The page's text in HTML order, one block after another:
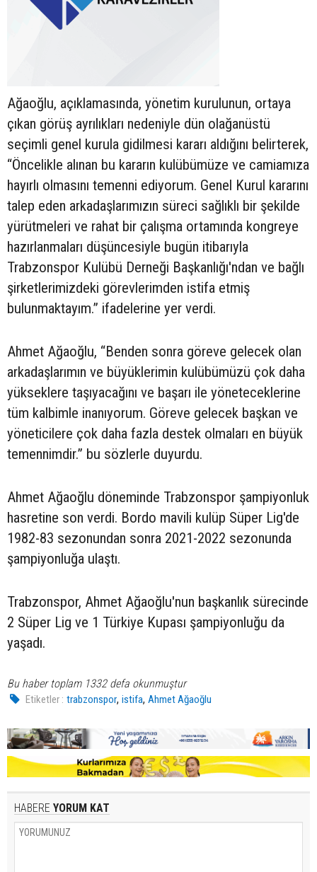
Ağaoğlu, açıklamasında, yönetim kurulunun, ortaya
çıkan görüş ayrılıkları nedeniyle dün olağanüstü
seçimli genel kurula gidilmesi kararı aldığını belirterek,
“Öncelikle alınan bu kararın kulübümüze ve camiamıza
hayırlı olmasını temenni ediyorum. Genel Kurul kararını
talep eden arkadaşlarımızın süreci sağlıklı bir şekilde
yürütmeleri ve rahat bir çalışma ortamında kongreye
hazırlanmaları düşüncesiyle bugün itibarıyla
Trabzonspor Kulübü Derneği Başkanlığı'ndan ve bağlı
şirketlerimizdeki görevlerimden istifa etmiş
bulunmaktayım.” ifadelerine yer verdi.
Ahmet Ağaoğlu, “Benden sonra göreve gelecek olan
arkadaşlarımın ve büyüklerimin kulübümüzü çok daha
yükseklere taşıyacağını ve başarı ile yöneteceklerine
tüm kalbimle inanıyorum. Göreve gelecek başkan ve
yöneticilere çok daha fazla destek olmaları en büyük
temennimdir.” bu sözlerle duyurdu.
Ahmet Ağaoğlu döneminde Trabzonspor şampiyonluk
hasretine son verdi. Bordo mavili kulüp Süper Lig'de
1982-83 sezonundan sonra 2021-2022 sezonunda
şampiyonluğa ulaştı.
Trabzonspor, Ahmet Ağaoğlu'nun başkanlık sürecinde
2 Süper Lig ve 1 Türkiye Kupası şampiyonluğu da
yaşadı.
Bu haber toplam 1332 defa okunmuştur
Etiketler : trabzonspor,istifa,Ahmet Ağaoğlu
HABERE YORUM KAT